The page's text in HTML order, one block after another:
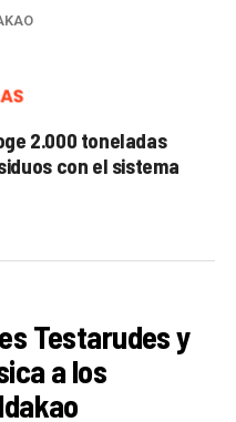
2.000 toneladas
con el sistema
Testarudes y
a los